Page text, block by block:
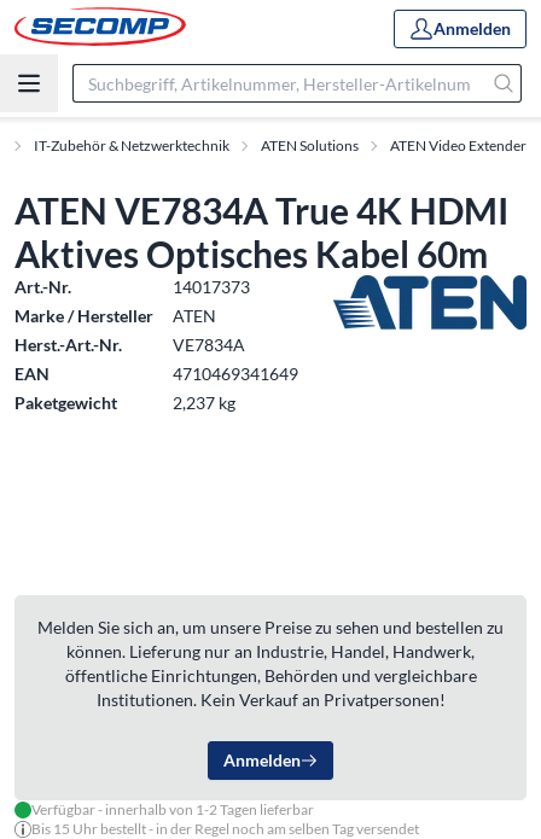
Anmelden
IT-Zubehör & Netzwerktechnik ATEN Solutions ATEN Video Extender
ATEN VE7834A True 4K HDMI
Aktives Optisches Kabel 60m
Art.-Nr.
14017373
Marke / Hersteller
ATEN
Herst.-Art.-Nr.
VE7834A
EAN
4710469341649
Paketgewicht
2,237 kg
Melden Sie sich an, um unsere Preise zu sehen und bestellen zu
können. Lieferung nur an Industrie, Handel, Handwerk,
öffentliche Einrichtungen, Behörden und vergleichbare
Institutionen. Kein Verkauf an Privatpersonen!
Anmelden
Verfügbar - innerhalb von 1-2 Tagen lieferbar
Bis 15 Uhr bestellt - in der Regel noch am selben Tag versendet